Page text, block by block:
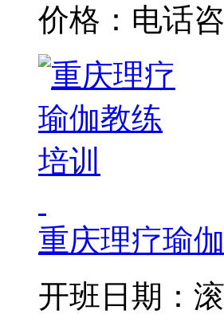
价格：电话
重庆理疗瑜
开班日期：